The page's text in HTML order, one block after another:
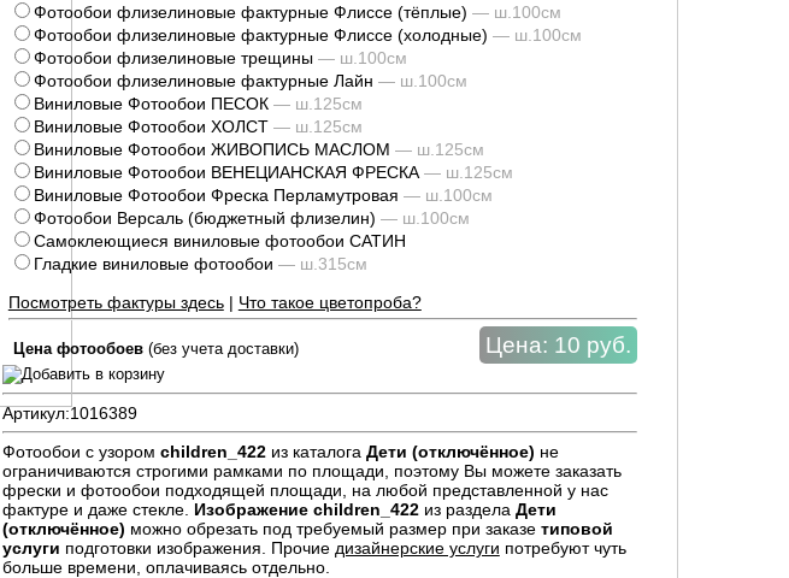
Фотообои флизелиновые фактурные Флиссе (тёплые) — ш.100см
Фотообои флизелиновые фактурные Флиссе (холодные) — ш.100см
Фотообои флизелиновые трещины — ш.100см
Фотообои флизелиновые фактурные Лайн — ш.100см
Виниловые Фотообои ПЕСОК — ш.125см
Виниловые Фотообои ХОЛСТ — ш.125см
Виниловые Фотообои ЖИВОПИСЬ МАСЛОМ — ш.125см
Виниловые Фотообои ВЕНЕЦИАНСКАЯ ФРЕСКА — ш.125см
Виниловые Фотообои Фреска Перламутровая — ш.100см
Фотообои Версаль (бюджетный флизелин) — ш.100см
Самоклеющиеся виниловые фотообои САТИН
Гладкие виниловые фотообои — ш.315см
Посмотреть фактуры здесь| Что такое цветопроба?
Цена фотообоев (без учета доставки) Цена: 10 руб.
Артикул:1016389
Фотообои с узором children_422из каталога Дети (отключённое) не
ограничиваются строгими рамками по площади, поэтому Вы можете заказать
фрески и фотообои подходящей площади, на любой представленной у нас
фактуре и даже стекле. Изображение children_422из раздела Дети
(отключённое) можно обрезать под требуемый размер при заказе типовой
услуги подготовки изображения. Прочие дизайнерские услуги потребуют чуть
больше времени, оплачиваясь отдельно.